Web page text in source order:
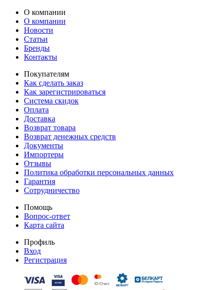
О компании
О компании
Новости
Статьи
Бренды
Контакты
Покупателям
Как сделать заказ
Как зарегистрироваться
Система скидок
Оплата
Доставка
Возврат товара
Возврат денежных средств
Документы
Импортеры
Отзывы
Политика обработки персональных данных
Гарантия
Сотрудничество
Помощь
Вопрос-ответ
Карта сайта
Профиль
Вход
Регистрация